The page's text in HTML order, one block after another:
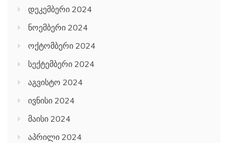
დეკემბერი 2024
ნოემბერი 2024
ოქტომბერი 2024
სექტემბერი 2024
აგვისტო 2024
ივნისი 2024
მაისი 2024
აპრილი 2024